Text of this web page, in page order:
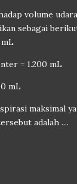
volume
sebagai
= 1.200 mL
mL
maksimal
adalah ....